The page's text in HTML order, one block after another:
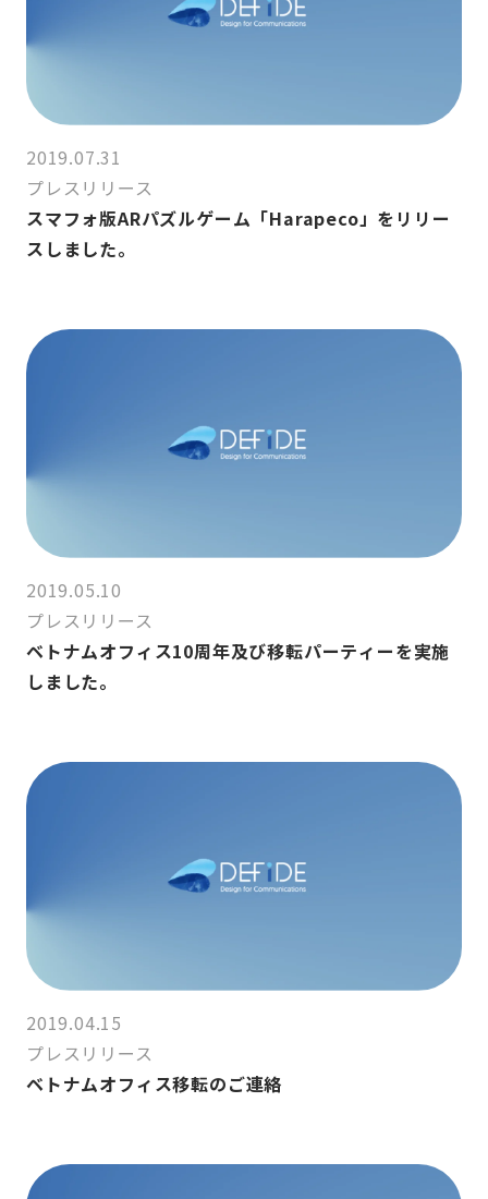
2019.07.31
プレスリリース
スマフォ版ARパズルゲーム「Harapeco」をリリー
スしました。
2019.05.10
プレスリリース
ベトナムオフィス10周年及び移転パーティーを実施
しました。
2019.04.15
プレスリリース
ベトナムオフィス移転のご連絡